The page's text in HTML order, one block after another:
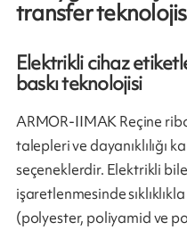
transfer
Elektrikli cihaz
baskı teknolojisi
ARMOR-IIMAK Reçine
talepleri ve dayanıklılığı
seçeneklerdir. Elektrikli
işaretlenmesinde
(polyester, poliyamid ve